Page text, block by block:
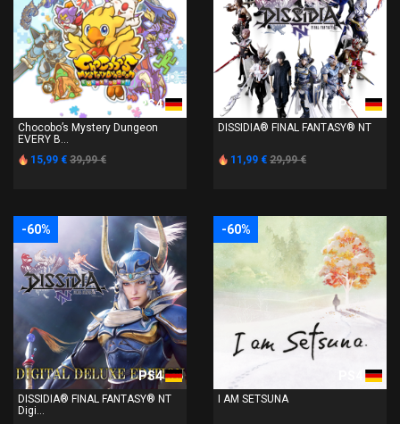
PS4
Chocobo’s Mystery Dungeon
EVERY B...
15,99 € 39,99 €
PS4
DISSIDIA® FINAL FANTASY® NT
11,99 € 29,99 €
-60%
PS4
DISSIDIA® FINAL FANTASY® NT
Digi...
-60%
PS4
I AM SETSUNA